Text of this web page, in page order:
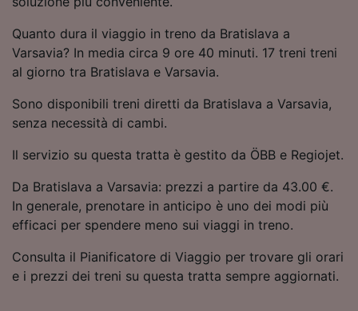
Quanto dura il viaggio in treno da Bratislava a
Varsavia? In media circa 9 ore 40 minuti. 17 treni treni
al giorno tra Bratislava e Varsavia.
Sono disponibili treni diretti da Bratislava a Varsavia,
senza necessità di cambi.
Il servizio su questa tratta è gestito da ÖBB e Regiojet.
Da Bratislava a Varsavia: prezzi a partire da 43.00 €.
In generale, prenotare in anticipo è uno dei modi più
efficaci per spendere meno sui viaggi in treno.
Consulta il Pianificatore di Viaggio per trovare gli orari
e i prezzi dei treni su questa tratta sempre aggiornati.
Utilizzare dati di geolocalizzazione precisi.
Scansione attiva delle caratteristiche del
dispositivo ai fini dell’identificazione.
Archiviare informazioni su dispositivo e/o
accedervi. Pubblicità e contenuti
dei contenuti e degli annunci, ricerche sul
pubblico, sviluppo di servizi.
Elenco dei partner (fornitori)